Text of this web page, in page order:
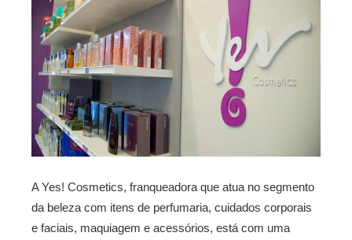
A Yes! Cosmetics, franqueadora que atua no segmento
da beleza com itens de perfumaria, cuidados corporais
e faciais, maquiagem e acessórios, está com uma